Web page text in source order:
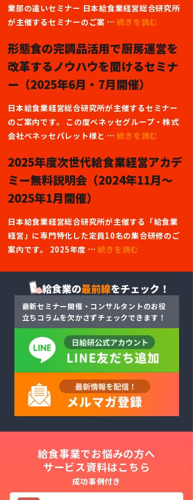
業部の違いセミナー 日本給食業経営総合研究所
が主催するセミナーのご案 …続きを読む
形態食の完調品活用で厨房運営を
改革するノウハウを聞けるセミナ
ー（2025年6月・7月開催）
日本給食業経営総合研究所が主催するセミナー
のご案内です。 この度ベネッセグループ・株式
会社ベネッセパレット様と …続きを読む
2025年度次世代給食業経営アカデ
ミー無料説明会（2024年11月～
2025年1月開催）
日本給食業経営総合研究所が主催する「給食業
経営」に専門特化した定員10名の集合研修のご
案内です。 2025年度 …続きを読む
給食業の最前線をチェック！
最新セミナー開催・コンサルタントのお役
立ちコラムを欠かさずチェックできます！
給食事業でお悩みの方へ
サービス資料はこちら
成功事例付き